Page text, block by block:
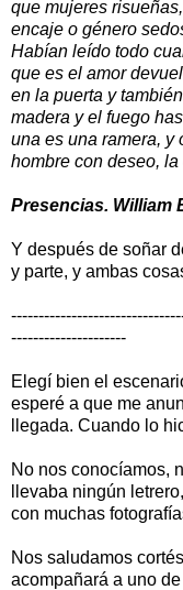
que mujeres
encaje o género
Habían leído todo
que es el amor
en la puerta y
madera y el fuego
una es una ramera, y
hombre con deseo,
Presencias. William
Y después de soñar
y parte, y ambas
---------------------
Elegí bien el
esperé a que me
llegada. Cuando lo
No nos conocíamos,
llevaba ningún
con muchas
Nos saludamos
acompañará a uno